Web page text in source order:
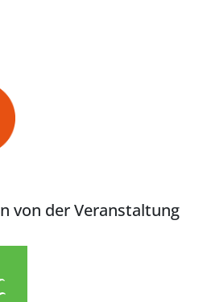
von der Veranstaltung